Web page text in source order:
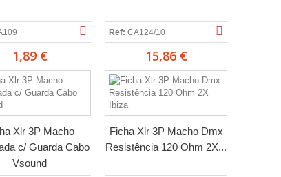
1,89 €
Ref: CA124/10
15,86 €
Xlr 3P Macho
c/ Guarda Cabo
Vsound
Ficha Xlr 3P Macho Dmx
Resistência 120 Ohm 2X...